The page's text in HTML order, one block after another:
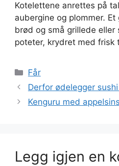
Kotelettene anrettes på
aubergine og plommer.
brød og små grillede eller
poteter, krydret med frisk
Kategorier
Får
Derfor ødelegger
Kenguru med
Legg igjen en